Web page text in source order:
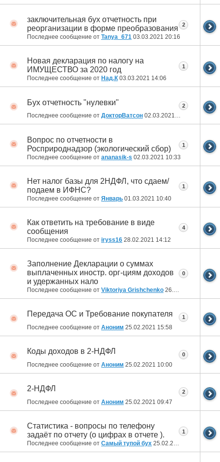
заключительная бух отчетность при
реорганизации в форме преобразования
Последнее сообщение от Tanya_671 03.03.2021 20:16
2
Новая декларация по налогу на
ИМУЩЕСТВО за 2020 год
Последнее сообщение от Над.К 03.03.2021 14:06
1
Бух отчетность "нулевки"
Последнее сообщение от ДокторВатсон 02.03.2021 15:30
2
Вопрос по отчетности в
Росприроднадзор (экологический сбор)
Последнее сообщение от ananasik-s 02.03.2021 10:33
1
Нет налог базы для 2НДФЛ, что сдаем/
подаем в ИФНС?
Последнее сообщение от Январь 01.03.2021 10:40
1
Как ответить на требование в виде
сообщения
Последнее сообщение от iryss16 28.02.2021 14:12
4
Заполнение Декларации о суммах
выплаченных иностр. орг-циям доходов
и удержанных нало
Последнее сообщение от Viktoriya Grishchenko 26.02.2021
0
Передача ОС и Требование покупателя
Последнее сообщение от Аноним 25.02.2021 15:58
1
Коды доходов в 2-НДФЛ
Последнее сообщение от Аноним 25.02.2021 10:00
0
2-НДФЛ
Последнее сообщение от Аноним 25.02.2021 09:47
2
Статистика - вопросы по телефону
задаёт по отчету (о цифрах в отчете ).
Последнее сообщение от Самый тупой бух 25.02.2021
1